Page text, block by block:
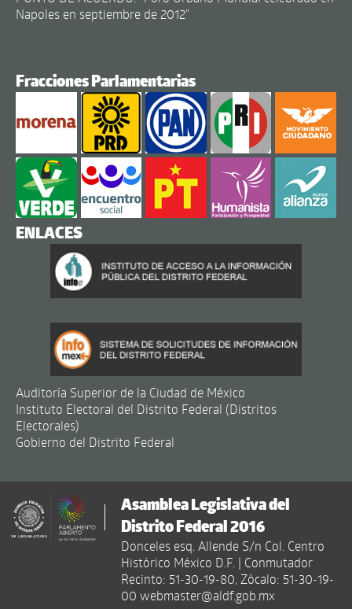
Napoles en septiembre de 2012"
Fracciones Parlamentarias
ENLACES
Auditoría Superior de la Ciudad de México
Instituto Electoral del Distrito Federal (Distritos
Electorales)
Gobierno del Distrito Federal
Asamblea Legislativa del
Distrito Federal 2016
Donceles esq. Allende S/n Col. Centro
Histórico México D.F. | Conmutador
Recinto: 51-30-19-80, Zócalo: 51-30-19-
00 webmaster@aldf.gob.mx